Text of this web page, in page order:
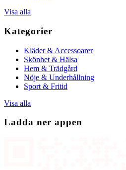
Visa alla
Kategorier
Kläder & Accessoarer
Skönhet & Hälsa
Hem & Trädgård
Nöje & Underhållning
Sport & Fritid
Visa alla
Ladda ner appen